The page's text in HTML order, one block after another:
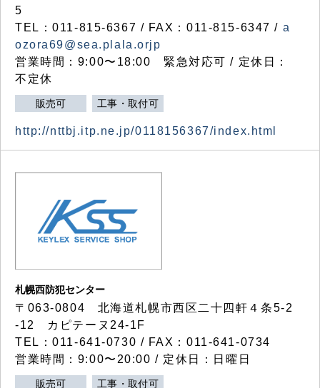
5
TEL：011-815-6367 / FAX：011-815-6347 / a
ozora69@sea.plala.orjp
営業時間：9:00〜18:00 緊急対応可 / 定休日：
不定休
販売可 工事・取付可
http://nttbj.itp.ne.jp/0118156367/index.html
札幌西防犯センター
〒063-0804 北海道札幌市西区二十四軒４条5-2
-12 カピテーヌ24-1F
TEL：011-641-0730 / FAX：011-641-0734
営業時間：9:00〜20:00 / 定休日：日曜日
販売可 工事・取付可